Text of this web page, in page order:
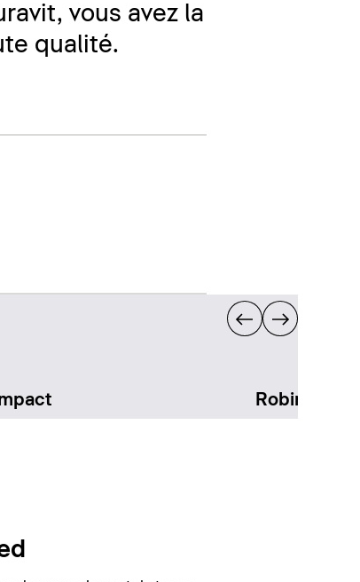
vous avez la
qualité.